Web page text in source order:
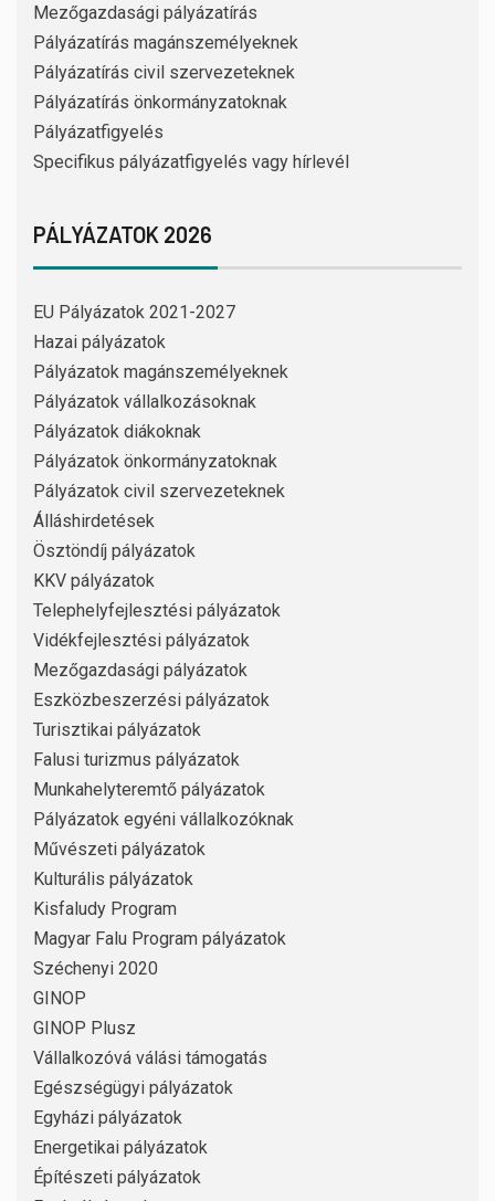
Mezőgazdasági pályázatírás
Pályázatírás magánszemélyeknek
Pályázatírás civil szervezeteknek
Pályázatírás önkormányzatoknak
Pályázatfigyelés
Specifikus pályázatfigyelés vagy hírlevél
PÁLYÁZATOK 2026
EU Pályázatok 2021-2027
Hazai pályázatok
Pályázatok magánszemélyeknek
Pályázatok vállalkozásoknak
Pályázatok diákoknak
Pályázatok önkormányzatoknak
Pályázatok civil szervezeteknek
Álláshirdetések
Ösztöndíj pályázatok
KKV pályázatok
Telephelyfejlesztési pályázatok
Vidékfejlesztési pályázatok
Mezőgazdasági pályázatok
Eszközbeszerzési pályázatok
Turisztikai pályázatok
Falusi turizmus pályázatok
Munkahelyteremtő pályázatok
Pályázatok egyéni vállalkozóknak
Művészeti pályázatok
Kulturális pályázatok
Kisfaludy Program
Magyar Falu Program pályázatok
Széchenyi 2020
GINOP
GINOP Plusz
Vállalkozóvá válási támogatás
Egészségügyi pályázatok
Egyházi pályázatok
Energetikai pályázatok
Építészeti pályázatok